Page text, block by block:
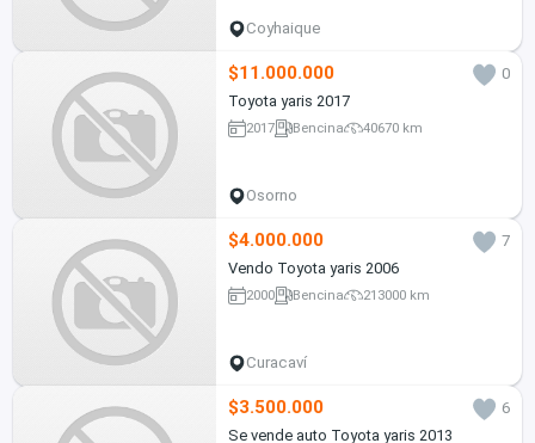
Coyhaique
$11.000.000
0
Toyota yaris 2017
2017 Bencina 40670 km
Osorno
$4.000.000
7
Vendo Toyota yaris 2006
2000 Bencina 213000 km
Curacaví
$3.500.000
6
Se vende auto Toyota yaris 2013